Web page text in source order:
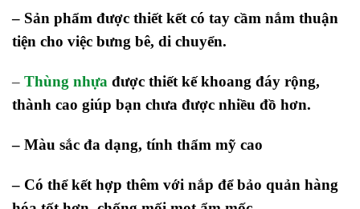
– Sản phẩm được thiết kết có tay cầm nắm thuận
tiện cho việc bưng bê, di chuyển.
– Thùng nhựa được thiết kế khoang đáy rộng,
thành cao giúp bạn chưa được nhiều đồ hơn.
– Màu sắc đa dạng, tính thẩm mỹ cao
– Có thể kết hợp thêm với nắp để bảo quản hàng